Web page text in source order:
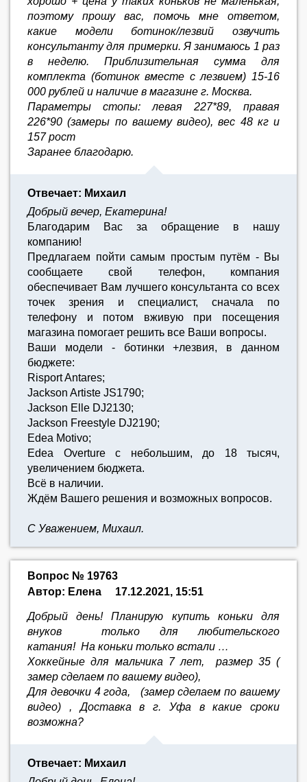
поэтому прошу вас, помочь мне ответом,
какие модели ботинок/лезвий озвучить
консультанту для примерки. Я занимаюсь 1 раз
в неделю. Приблизительная сумма для
комплекта (ботинок вместе с лезвием) 15-16
000 рублей и наличие в магазине г. Москва.
Параметры стопы: левая 227*89, правая
226*90 (замеры по вашему видео), вес 48 кг и
157 рост
Заранее благодарю.
Отвечает: Михаил
Добрый вечер, Екатерина!
Благодарим Вас за обращение в нашу
компанию!
Предлагаем пойти самым простым путём - Вы
сообщаете свой телефон, компания
обеспечивает Вам лучшего консультанта со всех
точек зрения и специалист, сначала по
телефону и потом вживую при посещения
магазина помогает решить все Ваши вопросы.
Ваши модели - ботинки +лезвия, в данном
бюджете:
Risport Antares;
Jackson Artiste JS1790;
Jackson Elle DJ2130;
Jackson Freestyle DJ2190;
Edea Motivo;
Edea Overture с небольшим, до 18 тысяч,
увеличением бюджета.
Всё в наличии.
Ждём Вашего решения и возможных вопросов.
С Уважением, Михаил.
Вопрос № 19763
Автор: Елена
17.12.2021, 15:51
Добрый день! Планирую купить коньки для
внуков только для любительского
катания! На коньки только встали …
Хоккейные для мальчика 7 лет, размер 35 (
замер сделаем по вашему видео),
Для девочки 4 года, (замер сделаем по вашему
видео) , Доставка в г. Уфа в какие сроки
возможна?
Отвечает: Михаил